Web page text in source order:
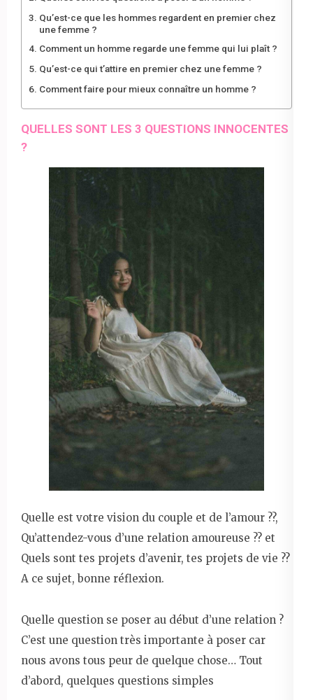
Qu’est-ce que les hommes regardent en premier chez
une femme ?
Comment un homme regarde une femme qui lui plaît ?
Qu’est-ce qui t’attire en premier chez une femme ?
Comment faire pour mieux connaître un homme ?
QUELLES SONT LES 3 QUESTIONS INNOCENTES
?
Quelle est votre vision du couple et de l’amour ??,
Qu’attendez-vous d’une relation amoureuse ?? et
Quels sont tes projets d’avenir, tes projets de vie ??
A ce sujet, bonne réflexion.
Quelle question se poser au début d’une relation ?
C’est une question très importante à poser car
nous avons tous peur de quelque chose… Tout
d’abord, quelques questions simples